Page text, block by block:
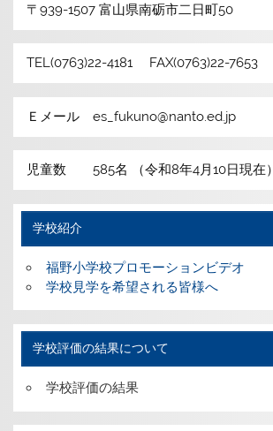
〒939-1507 富山県南砺市二日町50
TEL(0763)22-4181 FAX(0763)22-7653
Ｅメール es_fukuno@nanto.ed.jp
児童数 585名 （令和8年4月10日現在）
学校紹介
福野小学校プロモーションビデオ
学校見学を希望される皆様へ
学校評価の結果について
学校評価の結果